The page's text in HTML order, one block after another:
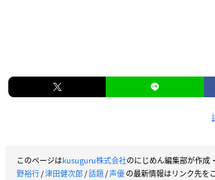
このページはkusuguru株式会社のにじめん編集部が作成
野裕行/津田健次郎/話題/声優の最新情報はリンク先を